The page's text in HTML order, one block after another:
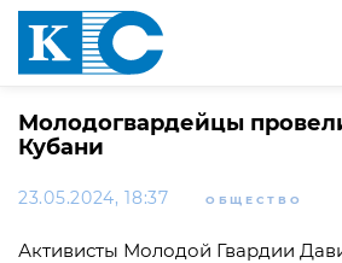
Молодогвардейцы
Кубани
23.05.2024, 18:37 ОБЩЕСТВО
Активисты Молодой Гвардии